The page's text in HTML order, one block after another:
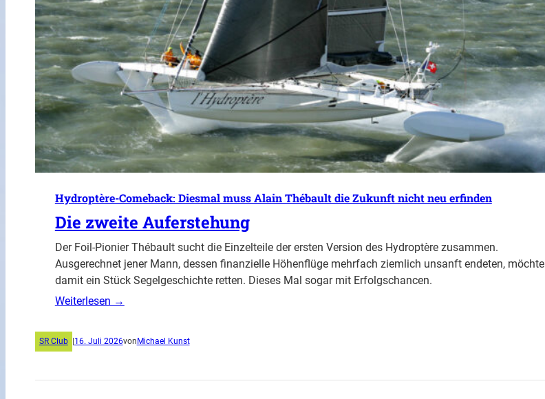
Hydroptère-Comeback: Diesmal muss Alain Thébault die Zukunft nicht neu erfinden
Die zweite Auferstehung
Der Foil-Pionier Thébault sucht die Einzelteile der ersten Version des Hydroptère zusammen.
Ausgerechnet jener Mann, dessen finanzielle Höhenflüge mehrfach ziemlich unsanft endeten, möchte
damit ein Stück Segelgeschichte retten. Dieses Mal sogar mit Erfolgschancen.
Weiterlesen →
SR Club 16. Juli 2026von Michael Kunst